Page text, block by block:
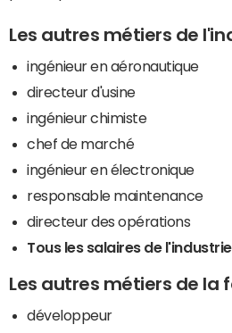
Les autres métiers de
ingénieur en aéronautique
directeur d'usine
ingénieur chimiste
chef de marché
ingénieur en électronique
responsable maintenance
directeur des opérations
Tous les salaires de l'industrie
Les autres métiers de la
développeur